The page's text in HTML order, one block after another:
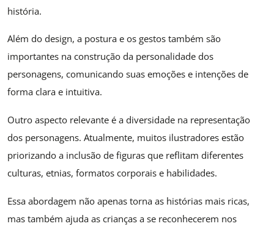
história.
Além do design, a postura e os gestos também são
importantes na construção da personalidade dos
personagens, comunicando suas emoções e intenções de
forma clara e intuitiva.
Outro aspecto relevante é a diversidade na representação
dos personagens. Atualmente, muitos ilustradores estão
priorizando a inclusão de figuras que reflitam diferentes
culturas, etnias, formatos corporais e habilidades.
Essa abordagem não apenas torna as histórias mais ricas,
mas também ajuda as crianças a se reconhecerem nos